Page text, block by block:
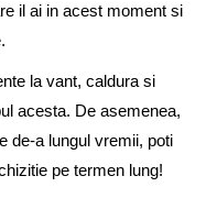
il ai in acest moment si
la vant, caldura si
acesta. De asemenea,
de-a lungul vremii, poti
pe termen lung!